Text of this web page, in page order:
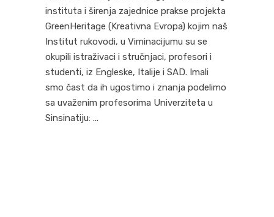
instituta i širenja zajednice prakse projekta
GreenHeritage (Kreativna Evropa) kojim naš
Institut rukovodi, u Viminacijumu su se
okupili istraživaci i stručnjaci, profesori i
studenti, iz Engleske, Italije i SAD. Imali
smo čast da ih ugostimo i znanja podelimo
sa uvaženim profesorima Univerziteta u
Sinsinatiju: